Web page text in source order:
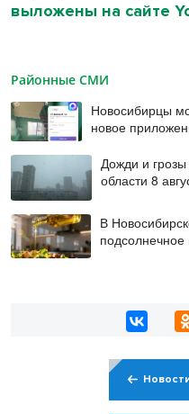
выложены на сайте
Районные СМИ
Новосибирцы
новое
Дожди и
области 8
В